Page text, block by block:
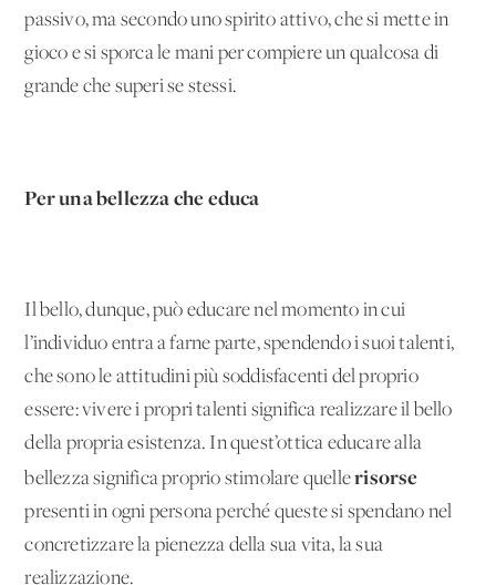
passivo, ma secondo uno spirito attivo, che si mette in
gioco e si sporca le mani per compiere un qualcosa di
grande che superi se stessi.
Per una bellezza che educa
Il bello, dunque, può educare nel momento in cui
l’individuo entra a farne parte, spendendo i suoi talenti,
che sono le attitudini più soddisfacenti del proprio
essere: vivere i propri talenti significa realizzare il bello
della propria esistenza. In quest’ottica educare alla
bellezza significa proprio stimolare quellerisorse
presenti in ogni persona perché queste si spendano nel
concretizzare la pienezza della sua vita, la sua
realizzazione.